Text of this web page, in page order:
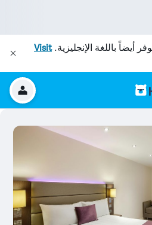
أيضاً باللغة الإنجليزية.Visit